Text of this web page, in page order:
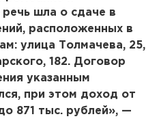
шла о сдаче в
расположенных в
улица Толмачева, 25,
182. Договор
указанным
при этом доход от
871 тыс. рублей», —